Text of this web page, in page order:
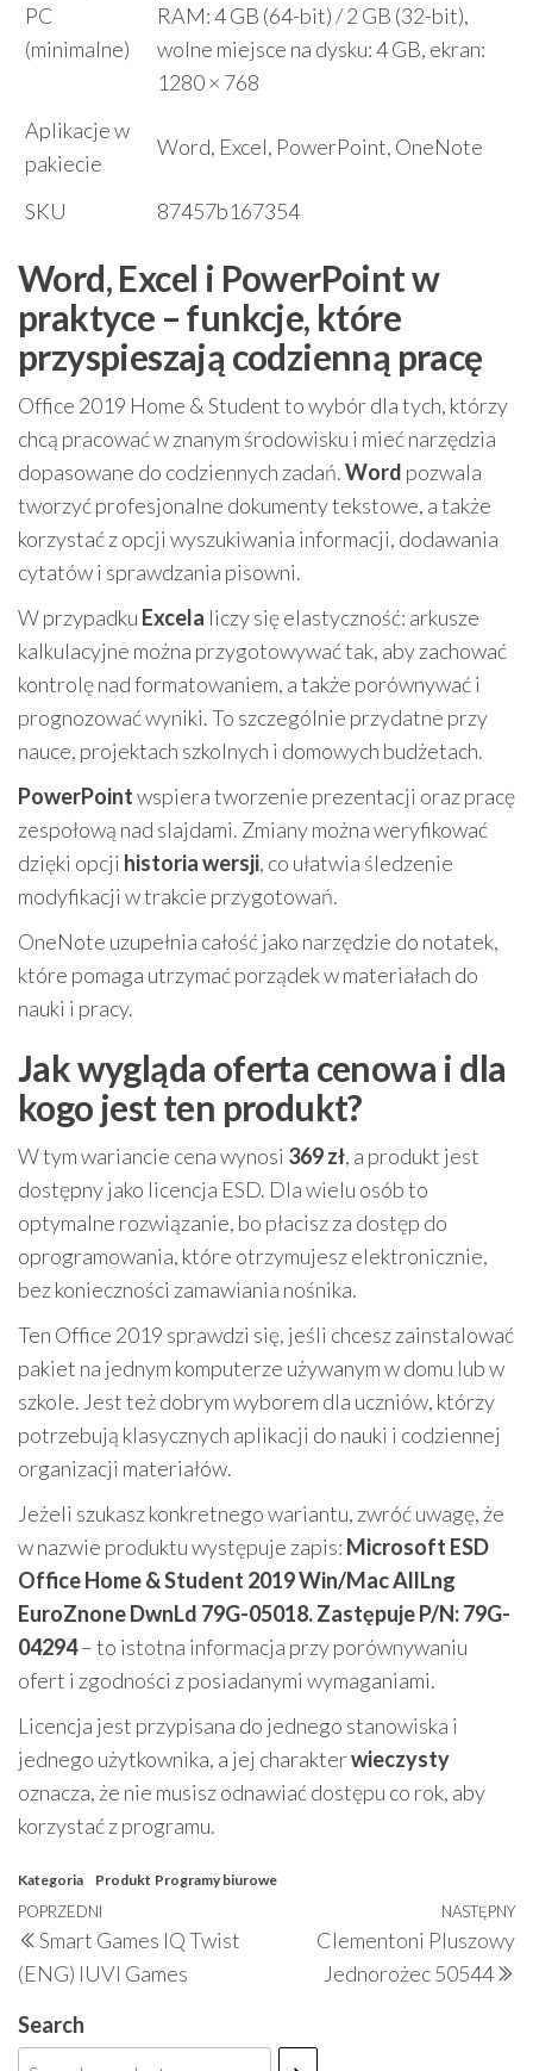
PC
(minimalne)
RAM: 4 GB (64-bit) / 2 GB (32-bit),
wolne miejsce na dysku: 4 GB, ekran:
1280 × 768
Aplikacje w
pakiecie
Word, Excel, PowerPoint, OneNote
SKU 87457b167354
Word, Excel i PowerPoint w
praktyce – funkcje, które
przyspieszają codzienną pracę
Office 2019 Home & Student to wybór dla tych, którzy
chcą pracować w znanym środowisku i mieć narzędzia
dopasowane do codziennych zadań.Word pozwala
tworzyć profesjonalne dokumenty tekstowe, a także
korzystać z opcji wyszukiwania informacji, dodawania
cytatów i sprawdzania pisowni.
W przypadku Excela liczy się elastyczność: arkusze
kalkulacyjne można przygotowywać tak, aby zachować
kontrolę nad formatowaniem, a także porównywać i
prognozować wyniki. To szczególnie przydatne przy
nauce, projektach szkolnych i domowych budżetach.
PowerPointwspiera tworzenie prezentacji oraz pracę
zespołową nad slajdami. Zmiany można weryfikować
dzięki opcji historia wersji, co ułatwia śledzenie
modyfikacji w trakcie przygotowań.
OneNote uzupełnia całość jako narzędzie do notatek,
które pomaga utrzymać porządek w materiałach do
nauki i pracy.
Jak wygląda oferta cenowa i dla
kogo jest ten produkt?
W tym wariancie cena wynosi 369 zł, a produkt jest
dostępny jako licencja ESD. Dla wielu osób to
optymalne rozwiązanie, bo płacisz za dostęp do
oprogramowania, które otrzymujesz elektronicznie,
bez konieczności zamawiania nośnika.
Ten Office 2019 sprawdzi się, jeśli chcesz zainstalować
pakiet na jednym komputerze używanym w domu lub w
szkole. Jest też dobrym wyborem dla uczniów, którzy
potrzebują klasycznych aplikacji do nauki i codziennej
organizacji materiałów.
Jeżeli szukasz konkretnego wariantu, zwróć uwagę, że
w nazwie produktu występuje zapis: Microsoft ESD
Office Home & Student 2019 Win/Mac AllLng
EuroZnone DwnLd 79G-05018. Zastępuje P/N: 79G-
04294– to istotna informacja przy porównywaniu
ofert i zgodności z posiadanymi wymaganiami.
Licencja jest przypisana do jednego stanowiska i
jednego użytkownika, a jej charakterwieczysty
oznacza, że nie musisz odnawiać dostępu co rok, aby
korzystać z programu.
Kategoria Produkt Programy biurowe
Nawigacja
wpisu
Poprzedni
wpis
POPRZEDNI
Smart Games IQ Twist
(ENG) IUVI Games
NASTĘPNY
Clementoni Pluszowy
Jednorożec 50544
Search